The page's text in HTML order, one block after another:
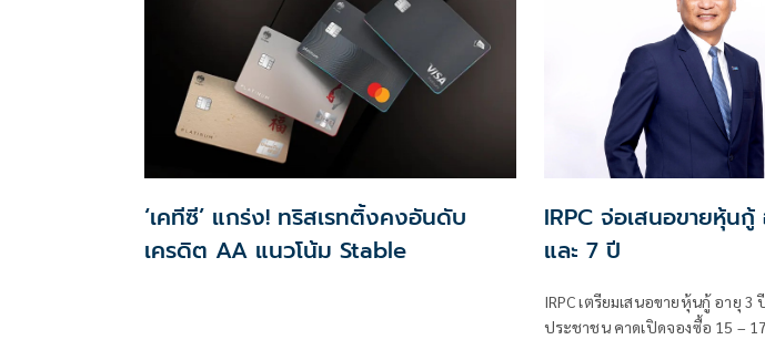
‘เคทีซี’ แกร่ง! ทริสเรทติ้งคงอันดับ
เครดิต AA แนวโน้ม Stable
IRPC จ่อเสนอขายหุ้น
และ 7 ปี
IRPC เตรียมเสนอขายหุ้นกู้ อายุ 3 ปี
ประชาชน คาดเปิดจองซื้อ 15 – 17 มิถุนา